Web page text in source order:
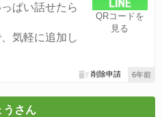
QRコードを
見る
ぱい話せたら
気軽に追加し
6年前
削除申請
うさん